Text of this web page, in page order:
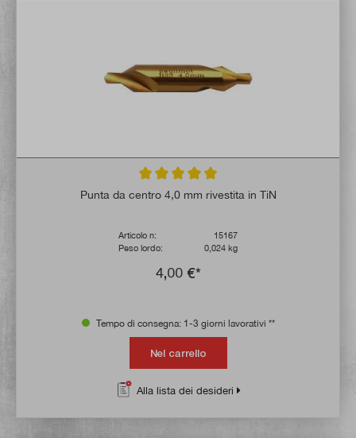
Valutazione media di 5 su 5 stelle
Punta da centro 4,0 mm rivestita in TiN
Articolo n:
15167
Peso lordo:
0,024 kg
4,00 €*
Tempo di consegna: 1-3 giorni lavorativi **
Nel carrello
Alla lista dei desideri